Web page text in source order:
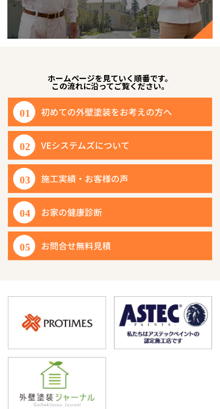
ホームページを見ていく順番です。
この流れに沿ってご覧ください。